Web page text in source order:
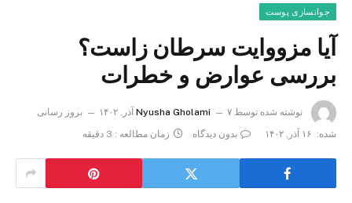
جوانسازی پوست
آیا مزووایت سرطان زاست؟
بررسی عوارض و خطرات
نوشته شده توسط Nyusha Gholami ۷ آذر, ۱۴۰۲
بروز رسانی
شده: ۱۶ آذر, ۱۴۰۲ بدون دیدگاه زمان مطالعه : 3 دقیقه